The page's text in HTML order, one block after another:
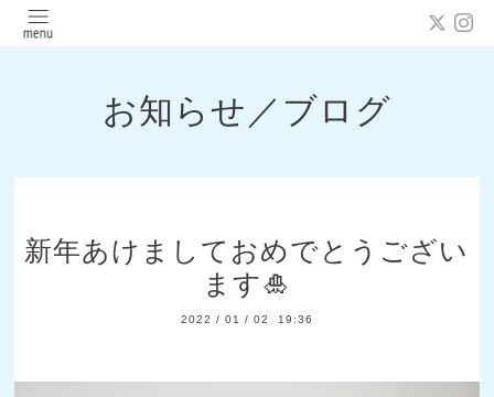
お知らせ／ブログ
新年あけましておめでとうござい
ます🎍
2022 / 01 / 02 19:36